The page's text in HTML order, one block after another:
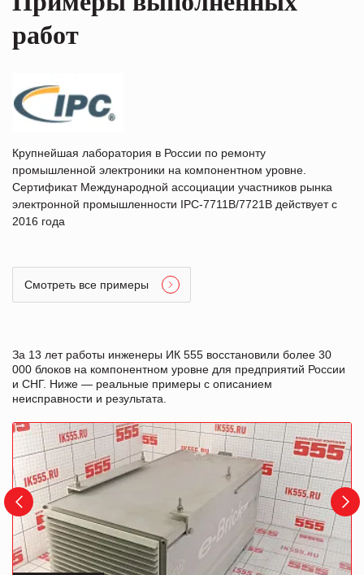
работ
Крупнейшая лаборатория в России по ремонту
промышленной электроники на компонентном уровне.
Сертификат Международной ассоциации участников рынка
электронной промышленности IPC-7711B/7721B действует с
2016 года
Смотреть все примеры
За 13 лет работы инженеры ИК 555 восстановили более 30
000 блоков на компонентном уровне для предприятий России
и СНГ. Ниже — реальные примеры с описанием
неисправности и результата.